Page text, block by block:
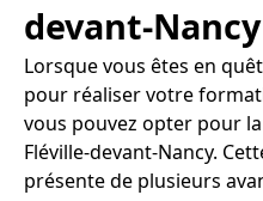
devant-Nancy
Lorsque vous êtes en
pour réaliser votre
vous pouvez opter pour la
Fléville-devant-Nancy.
présente de plusieurs